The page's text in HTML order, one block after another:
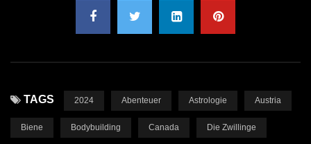
TAGS 2024 Abenteuer Astrologie Austria
Biene Bodybuilding Canada Die Zwillinge